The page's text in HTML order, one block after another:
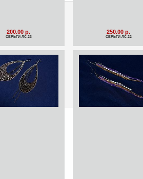
200.00 р.
СЕРЬГИ ЛС-23
250.00 р.
СЕРЬГИ ЛС-22